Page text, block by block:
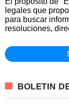
legales que
para buscar
resoluciones,
BOLETIN